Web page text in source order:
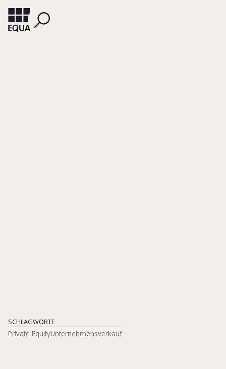
SCHLAGWORTE
Private EquityUnternehmensverkauf